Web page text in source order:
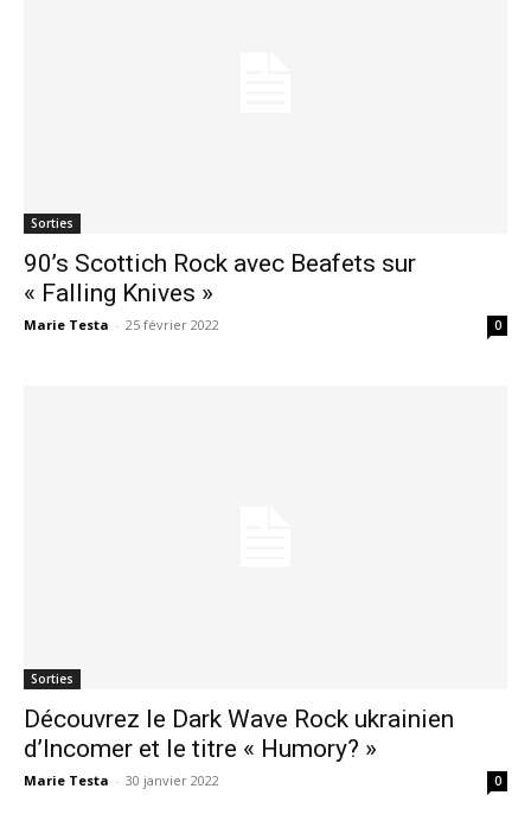
Sorties
90’s Scottich Rock avec Beafets sur
« Falling Knives »
Marie Testa - 25 février 2022 0
Sorties
Découvrez le Dark Wave Rock ukrainien
d’Incomer et le titre « Humory? »
Marie Testa - 30 janvier 2022 0